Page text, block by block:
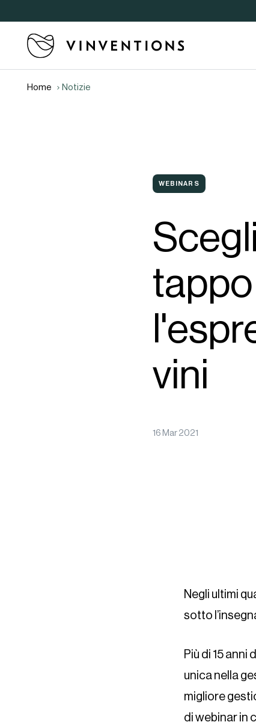
Home Notizie
WEBINARS
vini
16 Mar 2021
Negli ultimi
sotto
Più di 15
unica nella
migliore
di webinar in